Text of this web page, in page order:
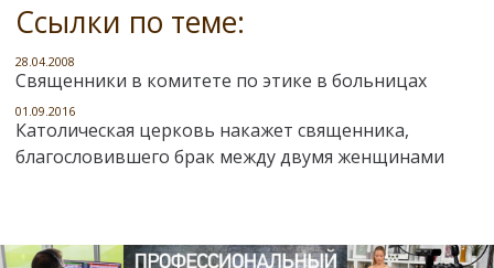
Ссылки по теме:
28.04.2008
Священники в комитете по этике в больницах
01.09.2016
Католическая церковь накажет священника,
благословившего брак между двумя женщинами